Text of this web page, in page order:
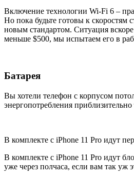
Включение технологии Wi-Fi 6 –
Но пока будьте готовы к скоростям
новым стандартом. Ситуация
меньше $500, мы испытаем его в
Батарея
Вы хотели телефон с корпусом
энергопотребления
В комплекте с iPhone 11 Pro идут
В комплекте с iPhone 11 Pro идут
уже через полчаса, если вам так уж